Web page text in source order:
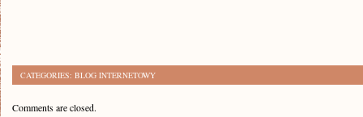
CATEGORIES: BLOG INTERNETOWY
Comments are closed.